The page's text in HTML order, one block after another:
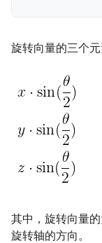
旋转向量的三个元
其中，旋转向量
旋转轴的方向。